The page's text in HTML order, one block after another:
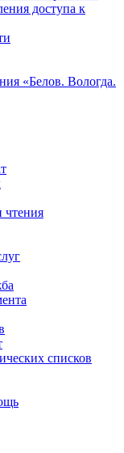
доступа к
«Белов. Вологда.
чтения
списков